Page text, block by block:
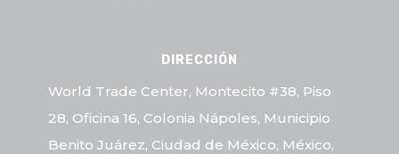
DIRECCIÓN
World Trade Center, Montecito #38, Piso
28, Oficina 16, Colonia Nápoles, Municipio
Benito Juárez, Ciudad de México, México,